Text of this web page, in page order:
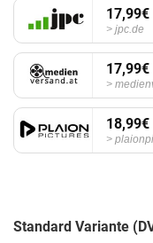
17,99€
jpc.de
17,99€
18,99€
Standard Variante